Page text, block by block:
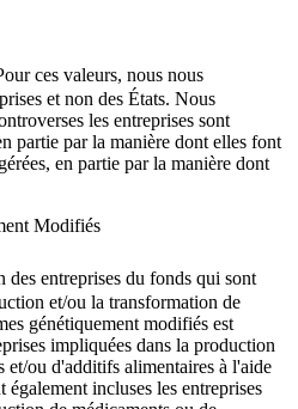
ces valeurs, nous nous
et non des États. Nous
les entreprises sont
partie par la manière dont elles font
en partie par la manière dont
Modifiés
des entreprises du fonds qui sont
et/ou la transformation de
génétiquement modifiés est
impliquées dans la production
et/ou d'additifs alimentaires à l'aide
également incluses les entreprises